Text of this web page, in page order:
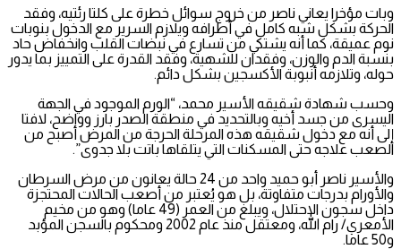
وبات مؤخرا يعاني ناصر من خروج سوائل خطرة على كلتا رئتيه، وفقد
الحركة بشكل شبه كامل في أطرافه ويلازم السرير مع الدخول بنوبات
نوم عميقة، كما أنه يشتكي من تسارع في نبضات القلب وانخفاض حاد
بنسبة الدم والوزن، وفقدان للشهية، وفقد القدرة على التمييز بما يدور
حوله، وتلازمه أنبوبة الأكسجين بشكل دائم.
وحسب شهادة شقيقه الأسير محمد، “الورم الموجود في الجهة
اليسرى من جسد أخيه وبالتحديد في منطقة الصدر بارز وواضح، لافتا
إلى أنه مع دخول شقيقه هذه المرحلة الحرجة من المرض أصبح من
الصعب علاجه حتى المسكنات التي يتلقاها باتت بلا جدوى”.
والأسير ناصر أبو حميد واحد من 24 حالة يعانون من مرض السرطان
والأورام بدرجات متفاوتة، بل هو يُعتبر من أصعب الحالات المحتجزة
داخل سجون الاحتلال، ويبلغ من العمر (49 عاما) وهو من مخيم
الأمعري/ رام الله، ومعتقل منذ عام 2002 ومحكوم بالسجن المؤبد
و50 عاما.